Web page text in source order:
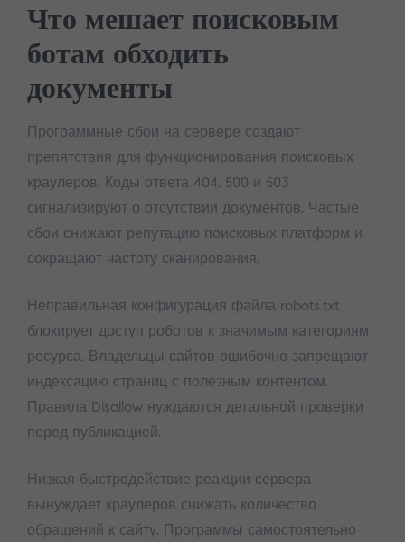
Что мешает поисковым
ботам обходить
документы
Программные сбои на сервере создают
препятствия для функционирования поисковых
краулеров. Коды ответа 404, 500 и 503
сигнализируют о отсутствии документов. Частые
сбои снижают репутацию поисковых платформ и
сокращают частоту сканирования.
Неправильная конфигурация файла robots.txt
блокирует доступ роботов к значимым категориям
ресурса. Владельцы сайтов ошибочно запрещают
индексацию страниц с полезным контентом.
Правила Disallow нуждаются детальной проверки
перед публикацией.
Низкая быстродействие реакции сервера
вынуждает краулеров снижать количество
обращений к сайту. Программы самостоятельно